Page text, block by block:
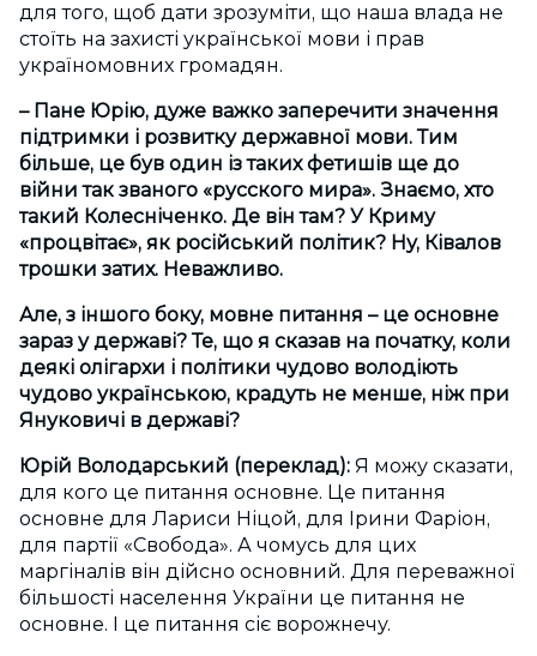
для того, щоб дати зрозуміти, що наша влада не
стоїть на захисті української мови і прав
україномовних громадян.
– Пане Юрію, дуже важко заперечити значення
підтримки і розвитку державної мови. Тим
більше, це був один із таких фетишів ще до
війни так званого «русского мира». Знаємо, хто
такий Колесніченко. Де він там? У Криму
«процвітає», як російський політик? Ну, Ківалов
трошки затих. Неважливо.
Але, з іншого боку, мовне питання – це основне
зараз у державі? Те, що я сказав на початку, коли
деякі олігархи і політики чудово володіють
чудово українською, крадуть не менше, ніж при
Януковичі в державі?
Юрій Володарський (переклад): Я можу сказати,
для кого це питання основне. Це питання
основне для Лариси Ніцой, для Ірини Фаріон,
для партії «Свобода». А чомусь для цих
маргіналів він дійсно основний. Для переважної
більшості населення України це питання не
основне. І це питання сіє ворожнечу.